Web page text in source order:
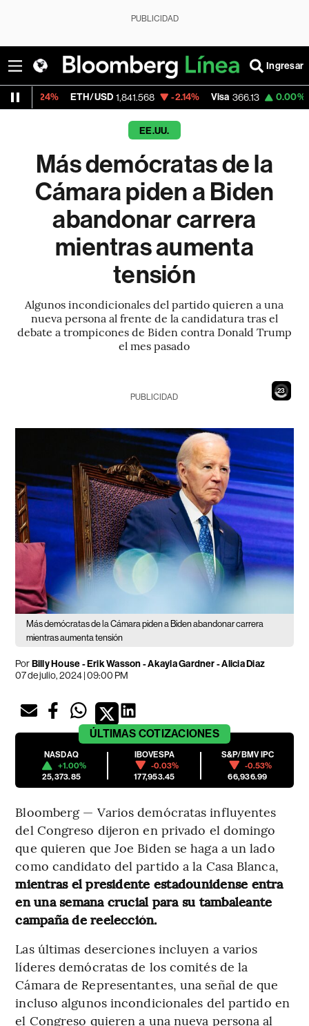
PUBLICIDAD
Ingresar
1,841.568 -2.14% Visa 366.13 0.00% MercadoLibre
EE.UU.
Más demócratas de la
Cámara piden a Biden
abandonar carrera
mientras aumenta
tensión
Algunos incondicionales del partido quieren a una
nueva persona al frente de la candidatura tras el
debate a trompicones de Biden contra Donald Trump
el mes pasado
21
PUBLICIDAD
Más demócratas de la Cámara piden a Biden abandonar carrera
mientras aumenta tensión
PorBilly House - Erik Wasson - Akayla Gardner - Alicia Diaz
07 de julio, 2024 | 09:00 PM
ÚLTIMAS COTIZACIONES
NASDAQ
+1.00%
25,373.85
IBOVESPA
-0.03%
177,953.45
S&P/BMV IPC
-0.53%
66,936.99
Bloomberg — Varios demócratas influyentes
del Congreso dijeron en privado el domingo
que quieren que Joe Biden se haga a un lado
como candidato del partido a la Casa Blanca,
mientras el presidente estadounidense entra
en una semana crucial para su tambaleante
campaña de reelección.
Las últimas deserciones incluyen a varios
líderes demócratas de los comités de la
Cámara de Representantes, una señal de que
incluso algunos incondicionales del partido en
el Congreso quieren a una nueva persona al